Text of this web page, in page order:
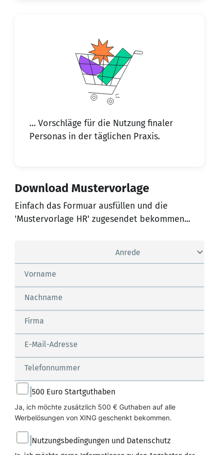
… Vorschläge für die Nutzung finaler
Personas in der täglichen Praxis.
Download Mustervorlage
Einfach das Formuar ausfüllen und die
'Mustervorlage HR' zugesendet bekommen...
Anrede
Vorname
Nachname
Firma
E-Mail-Adresse
Telefonnummer
500 Euro Startguthaben
Ja, ich möchte zusätzlich 500 € Guthaben auf alle
Werbelösungen von XING geschenkt bekommen.
Nutzungsbedingungen und Datenschutz